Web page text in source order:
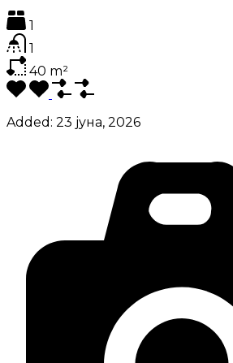
1
1
40 m²
Added: 23 јуна, 2026